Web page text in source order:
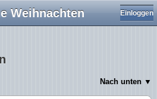
Weihnachten Einloggen
Nach unten ▼